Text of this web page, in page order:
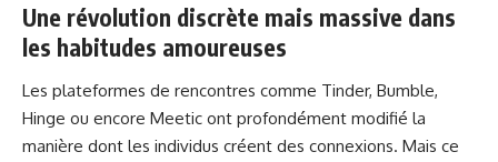
Une révolution discrète mais massive dans
les habitudes amoureuses
Les plateformes de rencontres comme Tinder, Bumble,
Hinge ou encore Meetic ont profondément modifié la
manière dont les individus créent des connexions. Mais ce